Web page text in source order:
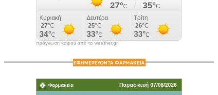
πρόγνωση καιρού από το weather.gr
ΕΦΗΜΕΡΕΥΟΝΤΑ ΦΑΡΜΑΚΕΙΑ